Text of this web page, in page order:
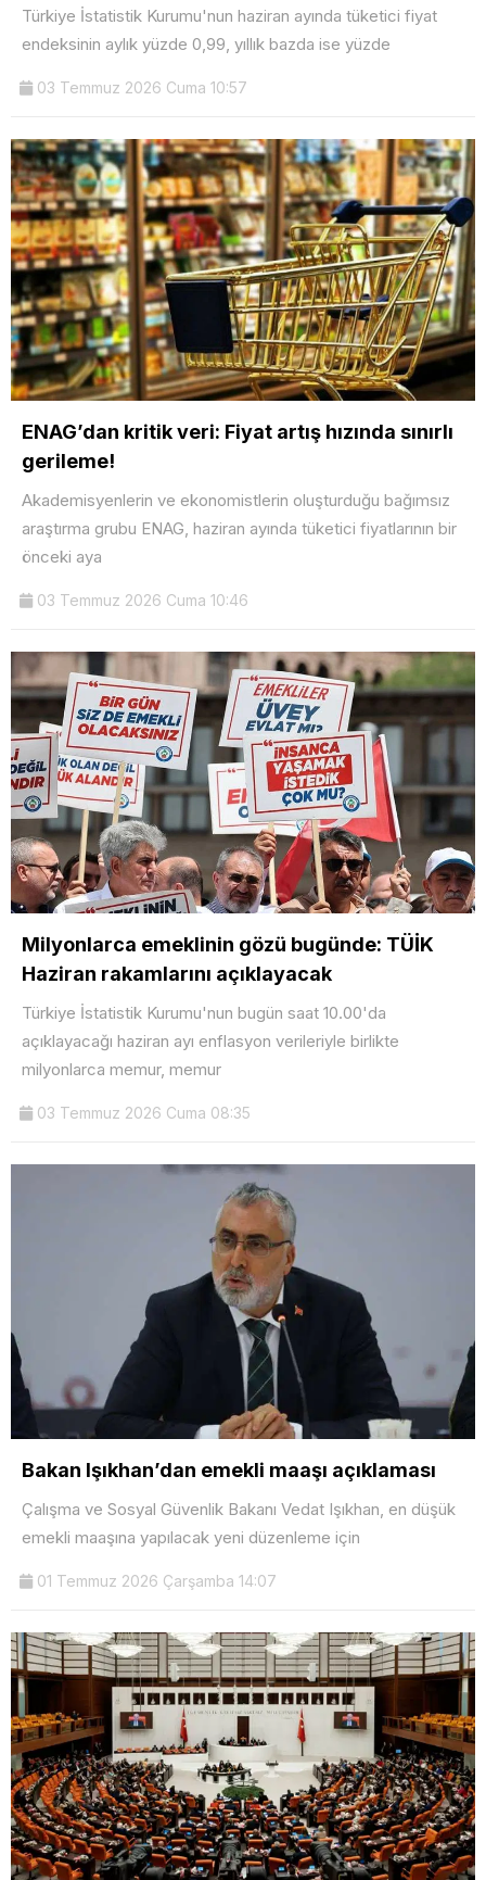
Türkiye İstatistik Kurumu'nun haziran ayında tüketici fiyat
endeksinin aylık yüzde 0,99, yıllık bazda ise yüzde
03 Temmuz 2026 Cuma 10:57
ENAG’dan kritik veri: Fiyat artış hızında sınırlı
gerileme!
Akademisyenlerin ve ekonomistlerin oluşturduğu bağımsız
araştırma grubu ENAG, haziran ayında tüketici fiyatlarının bir
önceki aya
03 Temmuz 2026 Cuma 10:46
Milyonlarca emeklinin gözü bugünde: TÜİK
Haziran rakamlarını açıklayacak
Türkiye İstatistik Kurumu'nun bugün saat 10.00'da
açıklayacağı haziran ayı enflasyon verileriyle birlikte
milyonlarca memur, memur
03 Temmuz 2026 Cuma 08:35
Bakan Işıkhan’dan emekli maaşı açıklaması
Çalışma ve Sosyal Güvenlik Bakanı Vedat Işıkhan, en düşük
emekli maaşına yapılacak yeni düzenleme için
01 Temmuz 2026 Çarşamba 14:07